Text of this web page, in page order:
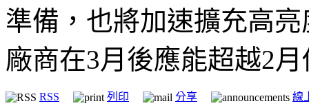
準備，也將加速擴充高
廠商在3月後應能超越2
RSS 列印 分享 線